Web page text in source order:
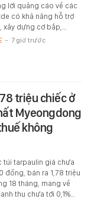
lời quảng cáo về các
có khả năng hỗ trợ
xây dựng cơ bắp,…
- 7 giờ trước
triệu chiếc ở
Myeongdong
không
túi tarpaulin giá chưa
đồng, bán ra 1,78 triệu
18 tháng, mang về
thu chưa tới 0,1%…